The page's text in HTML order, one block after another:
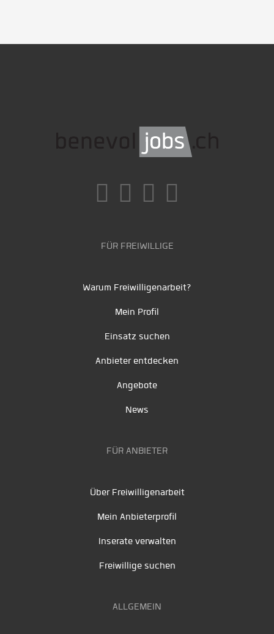
FÜR FREIWILLIGE
Warum Freiwilligenarbeit?
Mein Profil
Einsatz suchen
Anbieter entdecken
Angebote
News
FÜR ANBIETER
Über Freiwilligenarbeit
Mein Anbieterprofil
Inserate verwalten
Freiwillige suchen
ALLGEMEIN